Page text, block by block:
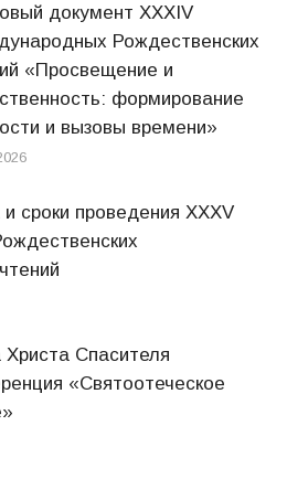
документ XXХIV
Рождественских
«Просвещение и
формирование
и вызовы времени»
сроки проведения XXXV
Спасителя
«Святоотеческое